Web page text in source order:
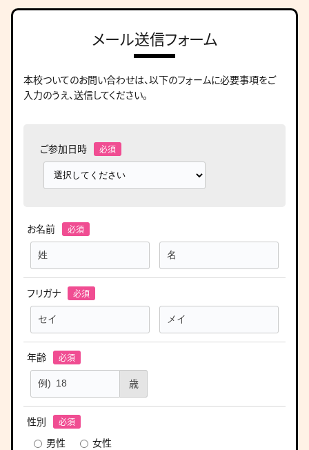
メール送信フォーム
本校ついてのお問い合わせは、以下のフォームに必要事項をご
入力のうえ、送信してください。
ご参加日時
お名前
フリガナ
年齢
歳
性別
男性
女性